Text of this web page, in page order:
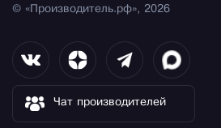
© «Производитель.рф», 2026
Чат производителей